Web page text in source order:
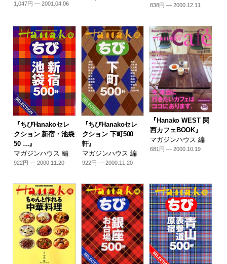
1,047円 — 2001.04.06 838円 — 2000.12.11
『ちびHanakoセレ
クション 新宿・池袋
50 …』
マガジンハウス 編
922円 — 2000.11.20
『ちびHanakoセレ
クション 下町500
軒』
マガジンハウス 編
922円 — 2000.11.20
『Hanako WEST 関
西カフェBOOK』
マガジンハウス 編
681円 — 2000.10.19